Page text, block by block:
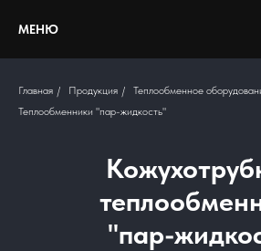
МЕНЮ
Главная / Продукция / Теплообменное
Теплообменники "пар-жидкость"
"пар-